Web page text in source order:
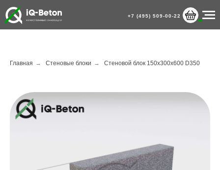
+7 (495) 509-00-22
Главная → Стеновые блоки → Стеновой блок 150x300x600 D350